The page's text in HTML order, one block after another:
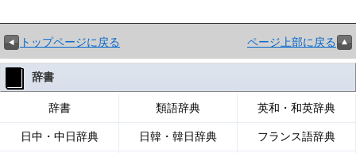
トップページに戻る ページ上部に戻る
辞書
辞書 類語辞典 英和・和英辞典
日中・中日辞典 日韓・韓日辞典 フランス語辞典